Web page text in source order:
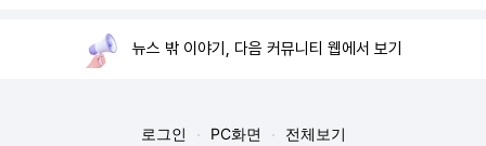
뉴스 밖 이야기, 다음 커뮤니티 웹에서 보기
로그인 PC화면 전체보기